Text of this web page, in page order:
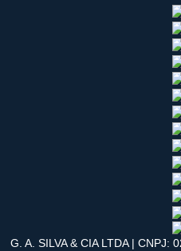
G. A. SILVA & CIA LTDA | CNPJ: